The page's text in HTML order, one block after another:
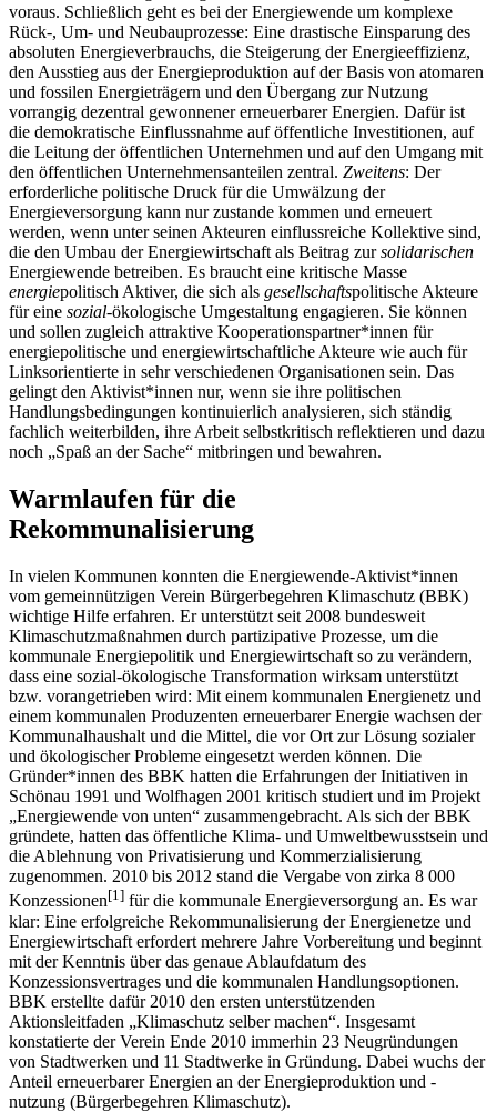
voraus. Schließlich geht es bei der Energiewende um komplexe
Rück-, Um- und Neubauprozesse: Eine drastische Einsparung des
absoluten Energieverbrauchs, die Steigerung der Energieeffizienz,
den Ausstieg aus der Energieproduktion auf der Basis von atomaren
und fossilen Energieträgern und den Übergang zur Nutzung
vorrangig dezentral gewonnener erneuerbarer Energien. Dafür ist
die demokratische Einflussnahme auf öffentliche Investitionen, auf
die Leitung der öffentlichen Unternehmen und auf den Umgang mit
den öffentlichen Unternehmensanteilen zentral. Zweitens: Der
erforderliche politische Druck für die Umwälzung der
Energieversorgung kann nur zustande kommen und erneuert
werden, wenn unter seinen Akteuren einflussreiche Kollektive sind,
die den Umbau der Energiewirtschaft als Beitrag zursolidarischen
Energiewende betreiben. Es braucht eine kritische Masse
energiepolitisch Aktiver, die sich als gesellschaftspolitische Akteure
für eine sozial-ökologische Umgestaltung engagieren. Sie können
und sollen zugleich attraktive Kooperationspartner*innen für
energiepolitische und energiewirtschaftliche Akteure wie auch für
Linksorientierte in sehr verschiedenen Organisationen sein. Das
gelingt den Aktivist*innen nur, wenn sie ihre politischen
Handlungsbedingungen kontinuierlich analysieren, sich ständig
fachlich weiterbilden, ihre Arbeit selbstkritisch reflektieren und dazu
noch „Spaß an der Sache“ mitbringen und bewahren.
Warmlaufen für die
Rekommunalisierung
In vielen Kommunen konnten die Energiewende-Aktivist*innen
vom gemeinnützigen Verein Bürgerbegehren Klimaschutz (BBK)
wichtige Hilfe erfahren. Er unterstützt seit 2008 bundesweit
Klimaschutzmaßnahmen durch partizipative Prozesse, um die
kommunale Energiepolitik und Energiewirtschaft so zu verändern,
dass eine sozial-ökologische Transformation wirksam unterstützt
bzw. vorangetrieben wird: Mit einem kommunalen Energienetz und
einem kommunalen Produzenten erneuerbarer Energie wachsen der
Kommunalhaushalt und die Mittel, die vor Ort zur Lösung sozialer
und ökologischer Probleme eingesetzt werden können. Die
Gründer*innen des BBK hatten die Erfahrungen der Initiativen in
Schönau 1991 und Wolfhagen 2001 kritisch studiert und im Projekt
„Energiewende von unten“ zusammengebracht. Als sich der BBK
gründete, hatten das öffentliche Klima- und Umweltbewusstsein und
die Ablehnung von Privatisierung und Kommerzialisierung
zugenommen. 2010 bis 2012 stand die Vergabe von zirka 8 000
Konzessionen[1] für die kommunale Energieversorgung an. Es war
klar: Eine erfolgreiche Rekommunalisierung der Energienetze und
Energiewirtschaft erfordert mehrere Jahre Vorbereitung und beginnt
mit der Kenntnis über das genaue Ablaufdatum des
Konzessionsvertrages und die kommunalen Handlungsoptionen.
BBK erstellte dafür 2010 den ersten unterstützenden
Aktionsleitfaden „Klimaschutz selber machen“. Insgesamt
konstatierte der Verein Ende 2010 immerhin 23 Neugründungen
von Stadtwerken und 11 Stadtwerke in Gründung. Dabei wuchs der
Anteil erneuerbarer Energien an der Energieproduktion und -
nutzung (Bürgerbegehren Klimaschutz).